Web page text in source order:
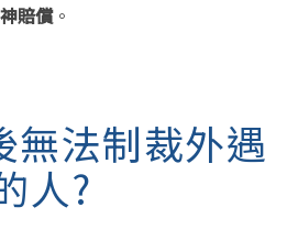
賠償。
無法制裁外遇
人?